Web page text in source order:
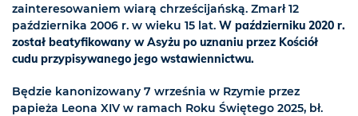
zainteresowaniem wiarą chrześcijańską. Zmarł 12
października 2006 r. w wieku 15 lat. W październiku 2020 r.
został beatyfikowany w Asyżu po uznaniu przez Kościół
cudu przypisywanego jego wstawiennictwu.
Będzie kanonizowany 7 września w Rzymie przez
papieża Leona XIV w ramach Roku Świętego 2025, bł.